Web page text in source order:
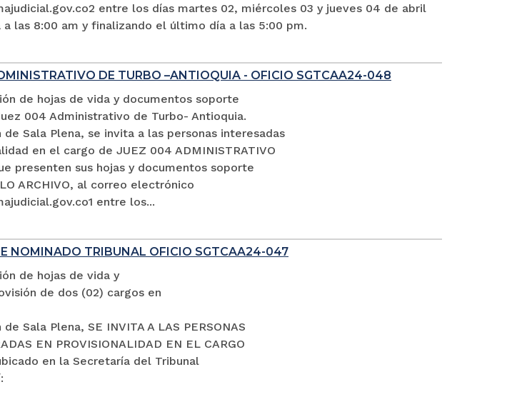
entre los días martes 02, miércoles 03 y jueves 04 de abril
las 8:00 am y finalizando el último día a las 5:00 pm.
DE TURBO –ANTIOQUIA - OFICIO SGTCAA24-048
de hojas de vida y documentos soporte
004 Administrativo de Turbo- Antioquia.
Sala Plena, se invita a las personas interesadas
en el cargo de JUEZ 004 ADMINISTRATIVO
presenten sus hojas y documentos soporte
ARCHIVO, al correo electrónico
entre los...
NOMINADO TRIBUNAL OFICIO SGTCAA24-047
de hojas de vida y
de dos (02) cargos en
Sala Plena, SE INVITA A LAS PERSONAS
EN PROVISIONALIDAD EN EL CARGO
en la Secretaría del Tribunal